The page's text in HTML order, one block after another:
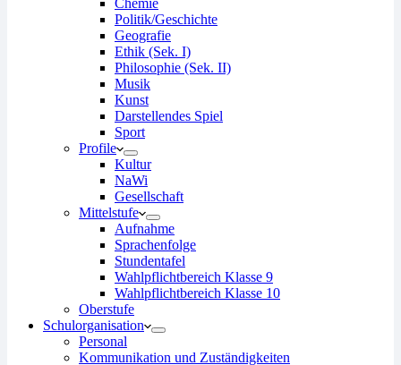
Chemie
Politik/Geschichte
Geografie
Ethik (Sek. I)
Philosophie (Sek. II)
Musik
Kunst
Darstellendes Spiel
Sport
Profile
Kultur
NaWi
Gesellschaft
Mittelstufe
Aufnahme
Sprachenfolge
Stundentafel
Wahlpflichtbereich Klasse 9
Wahlpflichtbereich Klasse 10
Oberstufe
Schulorganisation
Personal
Kommunikation und Zuständigkeiten